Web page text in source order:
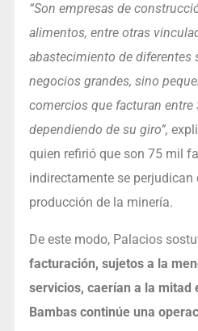
“Son empresas de
alimentos, entre otras
abastecimiento de diferentes
negocios grandes, sino
comercios que facturan
dependiendo de su giro”,
quien refirió que son 75 mil
indirectamente se perjudican
producción de la minería.
De este modo, Palacios
facturación, sujetos a la
servicios, caerían a la mitad
Bambas continúe una